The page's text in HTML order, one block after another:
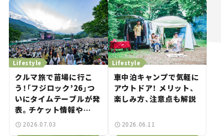
Lifestyle
クルマ旅で苗場に行こ
う！「フジロック’26」つ
いにタイムテーブルが発
表。チケット情報や
GREEN STAGEの出演ア
2026.07.03
Lifestyle
車中泊キャンプで気軽に
アウトドア！ メリット、
楽しみ方、注意点も解説
2026.06.11